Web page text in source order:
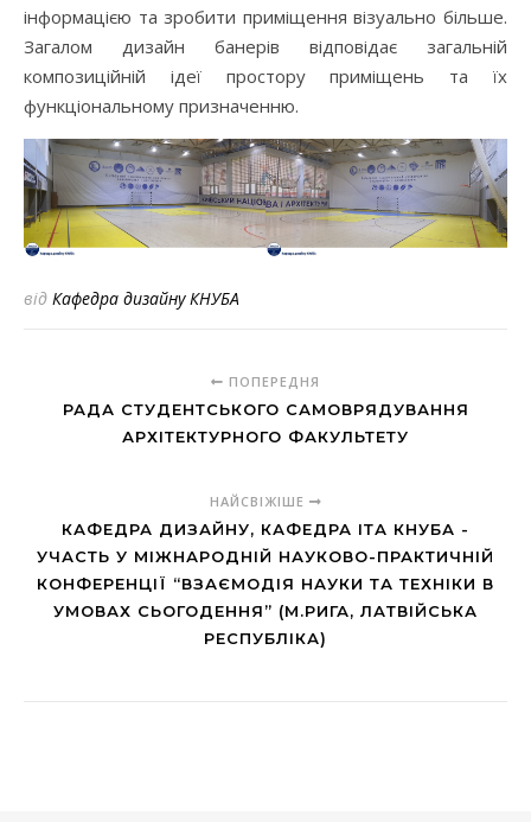
інформацією та зробити приміщення візуально більше.
Загалом дизайн банерів відповідає загальній
композиційній ідеї простору приміщень та їх
функціональному призначенню.
від Кафедра дизайну КНУБА
ПОПЕРЕДНЯ
РАДА СТУДЕНТСЬКОГО САМОВРЯДУВАННЯ
АРХІТЕКТУРНОГО ФАКУЛЬТЕТУ
НАЙСВІЖІШЕ
КАФЕДРА ДИЗАЙНУ, КАФЕДРА ІТА КНУБА -
УЧАСТЬ У МІЖНАРОДНІЙ НАУКОВО-ПРАКТИЧНІЙ
КОНФЕРЕНЦІЇ “ВЗАЄМОДІЯ НАУКИ ТА ТЕХНІКИ В
УМОВАХ СЬОГОДЕННЯ” (М.РИГА, ЛАТВІЙСЬКА
РЕСПУБЛІКА)